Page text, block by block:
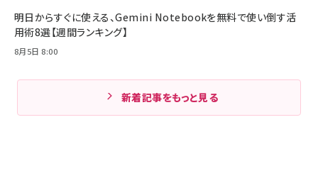
明日からすぐに使える、Gemini Notebookを無料で使い倒す活
用術8選【週間ランキング】
8月5日 8:00
新着記事をもっと見る